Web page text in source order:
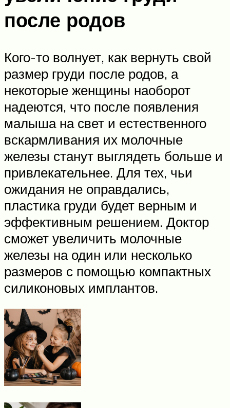
после родов
Кого-то волнует, как вернуть свой
размер груди после родов, а
некоторые женщины наоборот
надеются, что после появления
малыша на свет и естественного
вскармливания их молочные
железы станут выглядеть больше и
привлекательнее. Для тех, чьи
ожидания не оправдались,
пластика груди будет верным и
эффективным решением. Доктор
сможет увеличить молочные
железы на один или несколько
размеров с помощью компактных
силиконовых имплантов.